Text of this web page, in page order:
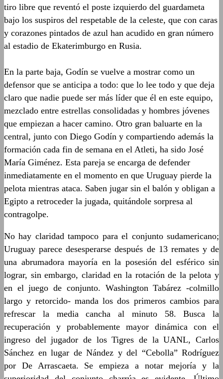
tiro libre que reventó el poste izquierdo del guardameta
bajo los suspiros del respetable de la celeste, que con caras
y corazones pintados de azul han acudido en gran número
al estadio de Ekaterimburgo en Rusia.
En la parte baja, Godín se vuelve a mostrar como un
defensor que se anticipa a todo: que lo lee todo y que deja
claro que nadie puede ser más líder que él en este equipo,
mezclado entre estrellas consolidadas y hombres jóvenes
que empiezan a hacer camino. Otro gran baluarte en la
central, junto con Diego Godín y compartiendo además la
formación cada fin de semana en el Atleti, ha sido José
María Giménez. Esta pareja se encarga de defender
inmediatamente en el momento en que Uruguay pierde la
pelota mientras ataca. Saben jugar sin el balón y obligan a
Egipto a retroceder la jugada, quitándole sorpresa al
contragolpe.
No hay claridad tampoco para el conjunto sudamericano;
Uruguay parece desesperarse después de 13 remates y de
una abrumadora mayoría en la posesión del esférico sin
lograr, sin embargo, claridad en la rotación de la pelota y
en el juego de conjunto. WashingtonTabárez -colmillo
largo y retorcido- manda los dos primeroscambiospara
refrescar la media cancha al minuto 58. Busca la
recuperación y probablemente mayor dinámica con el
ingreso del jugador de los Tigres de la UANL, Carlos
Sánchez en lugar de Nández y del “Cebolla” Rodríguez
por De Arrascaeta. Se empieza a notar mejoría y la